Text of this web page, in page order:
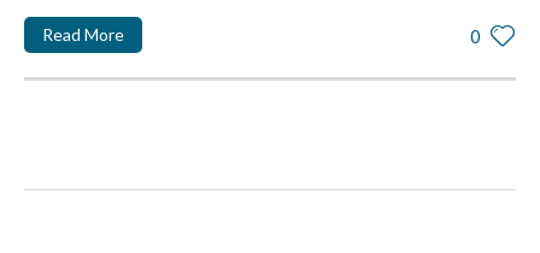
0
Read More